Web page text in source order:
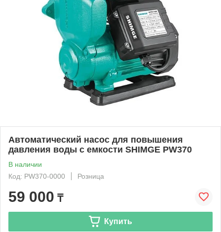
Автоматический наcос для повышения
давления воды с емкости SHIMGE PW370
В наличии
Код: PW370-0000
Розница
59 000 ₸
Купить